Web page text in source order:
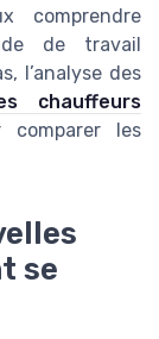
comprendre
de travail
l’analyse des
chauffeurs
les
se